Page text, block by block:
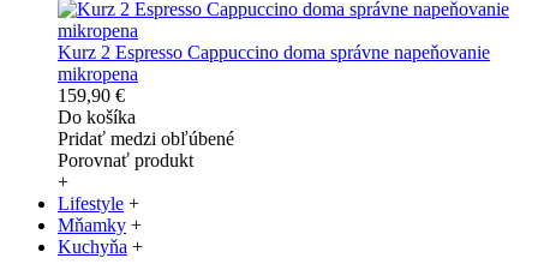
Kurz 2 Espresso Cappuccino doma správne napeňovanie
mikropena
159,90 €
Do košíka
Pridať medzi obľúbené
Porovnať produkt
+
Lifestyle +
Mňamky +
Kuchyňa +